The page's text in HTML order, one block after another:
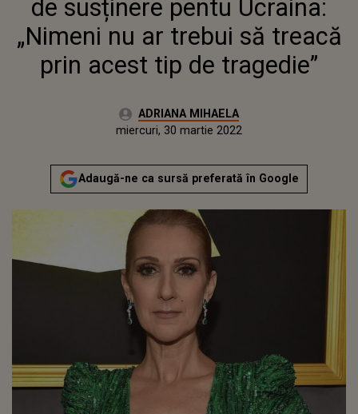
ACEST TIP DE TRAGEDIE”
de susținere pentu Ucraina:
„Nimeni nu ar trebui să treacă
prin acest tip de tragedie”
Autor:ADRIANA MIHAELA
Publicat:
miercuri, 30 martie 2022
Adaugă-ne ca sursă preferată în Google